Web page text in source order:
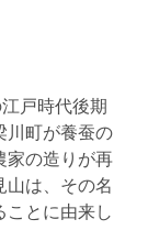
戸時代後期
川町が養蚕の
家の造りが再
は、その名
とに由来し